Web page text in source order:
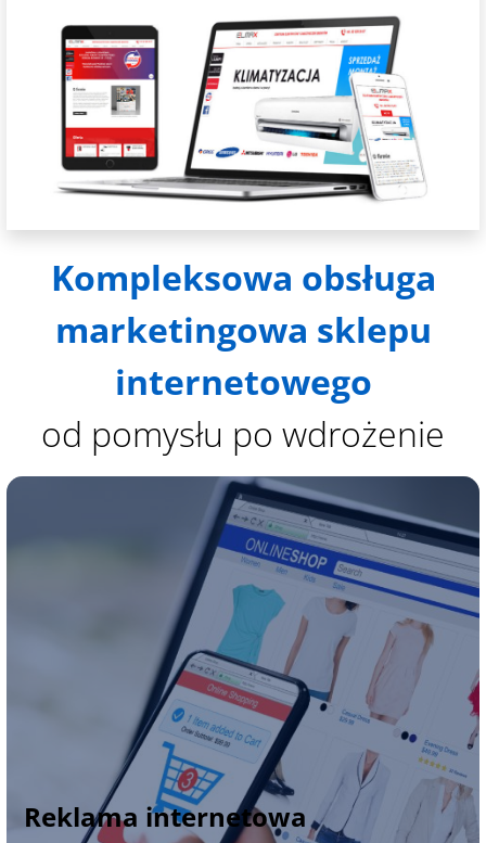
Kompleksowa obsługa
marketingowa sklepu
internetowego
od pomysłu po wdrożenie
Reklama internetowa